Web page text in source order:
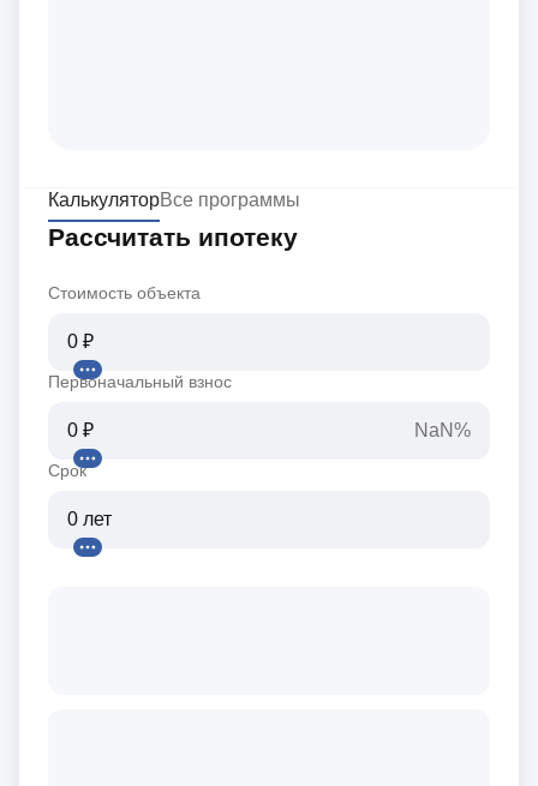
КалькуляторВсе программы
Рассчитать ипотеку
Стоимость объекта
Первоначальный взнос
NaN%
Срок